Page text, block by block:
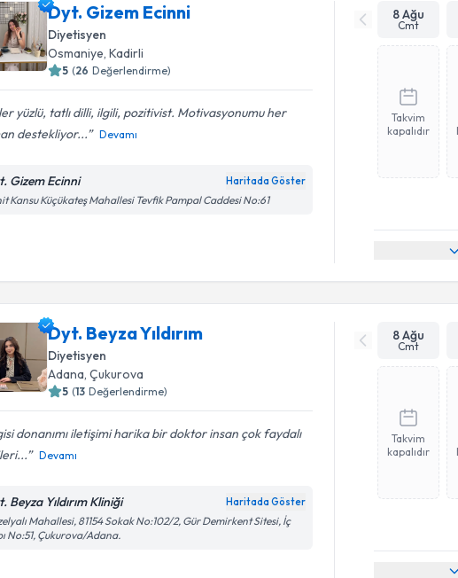
Dyt. Gizem Ecinni
Diyetisyen
Osmaniye, Kadirli
5 (26 Değerlendirme)
yüzlü, tatlı dilli, ilgili, pozitivist. Motivasyonumu her
destekliyor...
Devamı
Gizem Ecinni Haritada Göster
Kansu Küçükateş Mahallesi Tevfik Pampal Caddesi No:61
8 Ağu
Cmt
Takvim
kapalıdır
Dyt. Beyza Yıldırım
Diyetisyen
Adana , Çukurova
5 (13 Değerlendirme)
donanımı iletişimi harika bir doktor insan çok faydalı
Devamı
Beyza Yıldırım Kliniği Haritada Göster
Mahallesi, 81154 Sokak No:102/2, Gür Demirkent Sitesi, İç
No:51, Çukurova/Adana.
8 Ağu
Cmt
Takvim
kapalıdır